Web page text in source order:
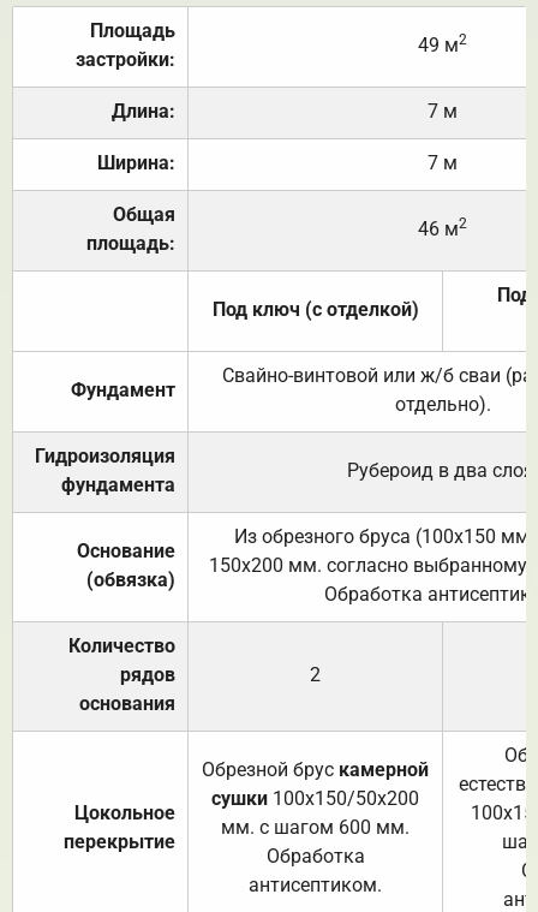
Площадь
застройки:
49 м2
Длина: 7 м
Ширина: 7 м
Общая
площадь:
46 м2
Под ключ (с отделкой)
Под
Фундамент
Свайно-винтовой или ж/б сваи
отдельно).
Гидроизоляция
фундамента
Рубероид в два слоя.
Основание
(обвязка)
Из обрезного бруса (100х150
150х200 мм. согласно выбранному
Обработка
Количество
рядов
основания
2
Цокольное
перекрытие
Обрезной брус камерной
сушки 100х150/50х200
мм. с шагом 600 мм.
Обработка
антисептиком.